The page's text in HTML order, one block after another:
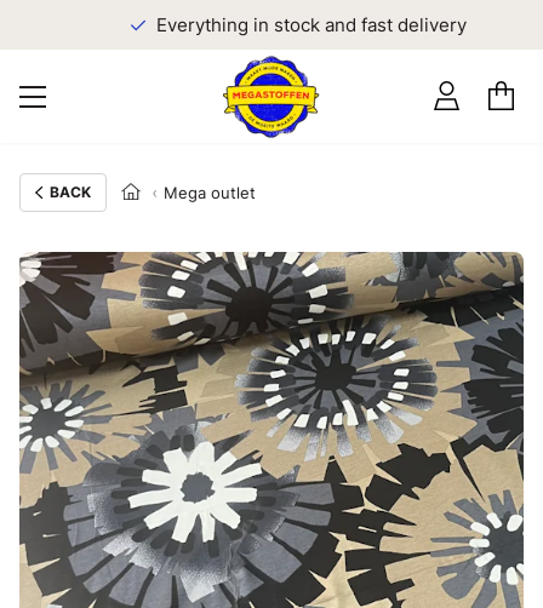
Everything in stock and fast delivery
BACK Mega outlet